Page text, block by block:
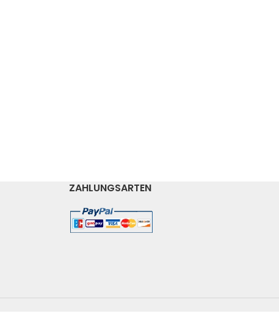
ZAHLUNGSARTEN